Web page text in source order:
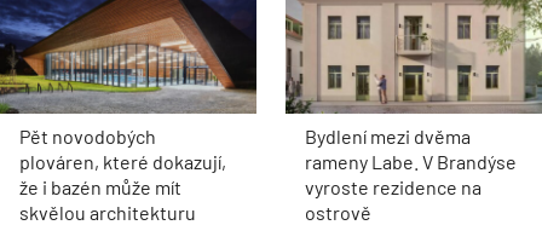
Pět novodobých
plováren, které dokazují,
že i bazén může mít
skvělou architekturu
Bydlení mezi dvěma
rameny Labe. V Brandýse
vyroste rezidence na
ostrově